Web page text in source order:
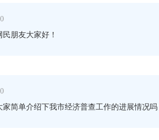
朋友大家好！
家简单介绍下我市经济普查工作的进展情况吗